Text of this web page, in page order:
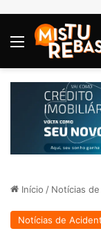
Menu
Início / Notícias
Notícias de